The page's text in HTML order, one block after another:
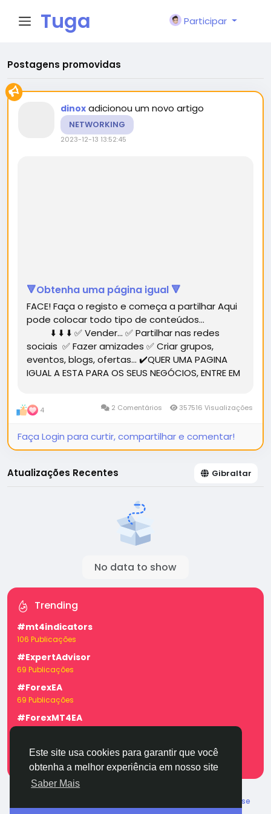
Este site usa cookies para garantir que você
obtenha a melhor experiência em nosso site
Saber Mais
Tuga
Face
Participar
Postagens promovidas
dinox adicionou um novo artigo
NETWORKING
2023-12-13 13:52:45
🔻Obtenha uma página igual 🔻
FACE! Faça o registo e começa a partilhar Aqui
pode colocar todo tipo de conteúdos...
⬇️ ⬇️ ⬇️ ✅ Vender... ✅ Partilhar nas redes
sociais ✅ Fazer amizades ✅ Criar grupos,
eventos, blogs, ofertas... ✔️QUER UMA PAGINA
IGUAL A ESTA PARA OS SEUS NEGÓCIOS, ENTRE EM
4 2 Comentários 357516 Visualizações
Faça Login para curtir, compartilhar e comentar!
Atualizações Recentes Gibraltar
No data to show
Trending
#mt4indicators
106 Publicações
#ExpertAdvisor
69 Publicações
#ForexEA
69 Publicações
#ForexMT4EA
#mt4expertadvisor
Portuguese